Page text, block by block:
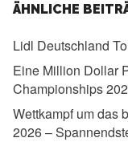
ÄHNLICHE
Lidl Deutschland
Eine Million Dollar
Championships
Wettkampf um das
2026 –